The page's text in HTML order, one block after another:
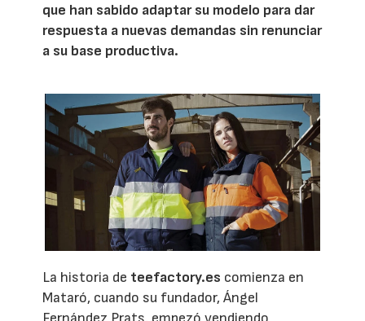
que han sabido adaptar su modelo para dar
respuesta a nuevas demandas sin renunciar
a su base productiva.
La historia de teefactory.es comienza en
Mataró, cuando su fundador, Ángel